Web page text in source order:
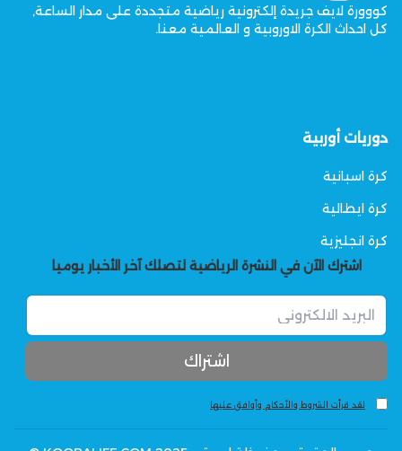
كووورة لايف جريدة إلكترونية رياضية متجددة على مدار الساعة,
كل احداث الكرة الاوروبية و العالمية معنا.
دوريات أوربية
كرة اسبانية
كرة ايطالية
كرة انجليزية
اشترك الآن في النشرة الرياضية لتصلك آخر الأخبار يوميا
لقد قرأت الشروط والأحكام وأوافق عليها